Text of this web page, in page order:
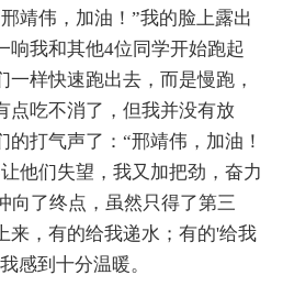
靖伟，加油！”我的脸上露出
响我和其他4位同学开始跑起
样快速跑出去，而是慢跑，
点吃不消了，但我并没有放
打气声了：“邢靖伟，加油！
他们失望，我又加把劲，奋力
向了终点，虽然只得了第三
来，有的给我递水；有的'给我
感到十分温暖。